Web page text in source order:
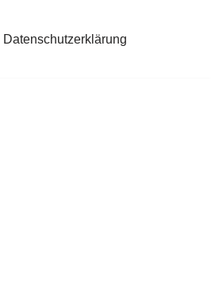
Datenschutzerklärung